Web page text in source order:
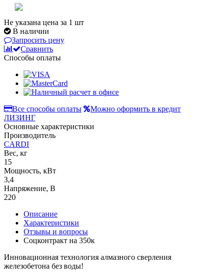
Не указана цена за 1 шт
В наличии
Запросить цену
Сравнить
Способы оплаты
Все способы оплаты
Можно оформить в кредит
ЛИЗИНГ
Основные характеристики
Производитель
CARDI
Вес, кг
15
Мощность, кВт
3,4
Напряжение, В
220
Описание
Характеристики
Отзывы и вопросы
Соцконтракт на 350к
Инновационная технология алмазного сверления
железобетона без воды!